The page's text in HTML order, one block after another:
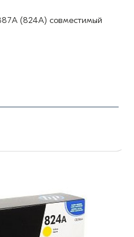
(824A) совместимый